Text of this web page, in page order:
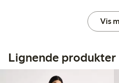
Vis
Lignende produkter